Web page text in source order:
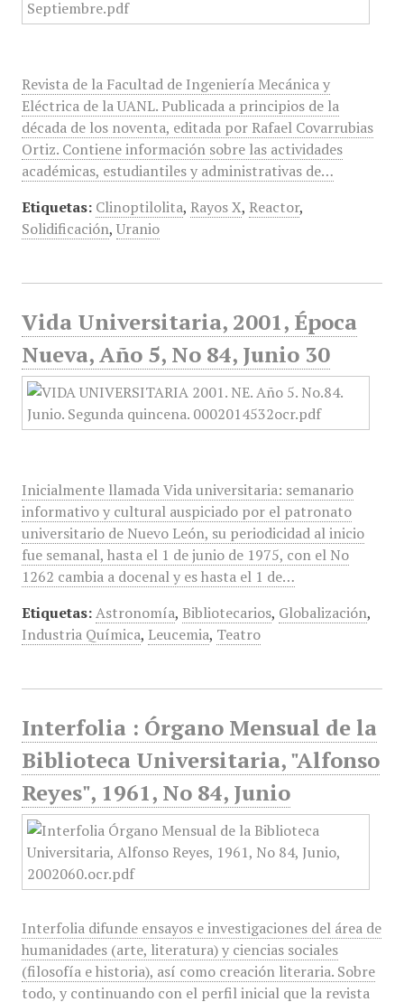
Revista de la Facultad de Ingeniería Mecánica y
Eléctrica de la UANL. Publicada a principios de la
década de los noventa, editada por Rafael Covarrubias
Ortiz. Contiene información sobre las actividades
académicas, estudiantiles y administrativas de…
Etiquetas: Clinoptilolita, Rayos X, Reactor,
Solidificación, Uranio
Vida Universitaria, 2001, Época
Nueva, Año 5, No 84, Junio 30
Inicialmente llamada Vida universitaria: semanario
informativo y cultural auspiciado por el patronato
universitario de Nuevo León, su periodicidad al inicio
fue semanal, hasta el 1 de junio de 1975, con el No
1262 cambia a docenal y es hasta el 1 de…
Etiquetas: Astronomía, Bibliotecarios, Globalización,
Industria Química, Leucemia, Teatro
Interfolia : Órgano Mensual de la
Biblioteca Universitaria, "Alfonso
Reyes", 1961, No 84, Junio
Interfolia difunde ensayos e investigaciones del área de
humanidades (arte, literatura) y ciencias sociales
(filosofía e historia), así como creación literaria. Sobre
todo, y continuando con el perfil inicial que la revista